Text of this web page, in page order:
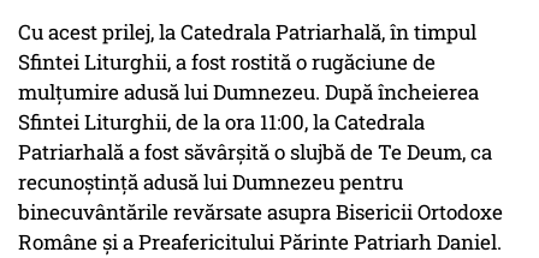
Cu acest prilej, la Catedrala Patriarhală, în timpul
Sfintei Liturghii, a fost rostită o rugăciune de
mulțumire adusă lui Dumnezeu. După încheierea
Sfintei Liturghii, de la ora 11:00, la Catedrala
Patriarhală a fost săvârșită o slujbă de Te Deum, ca
recunoștință adusă lui Dumnezeu pentru
binecuvântările revărsate asupra Bisericii Ortodoxe
Române și a Preafericitului Părinte Patriarh Daniel.